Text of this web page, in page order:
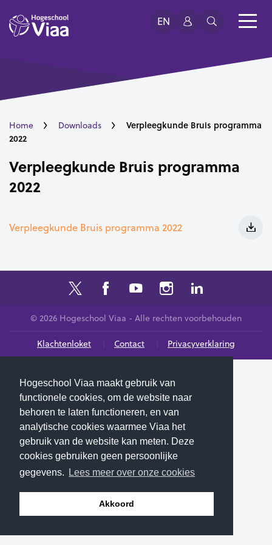
Hogeschool Viaa maakt gebruik van
functionele cookies, om de website naar
behoren te laten functioneren, en van
analytische cookies waarmee Viaa het
gebruik van de website kan meten. Deze
cookies gebruiken geen persoonlijke
gegevens.
Lees meer over onze cookies
Akkoord
EN
Home Downloads
Verpleegkunde Bruis programma
2022
Verpleegkunde Bruis programma
2022
Verpleegkunde Bruis programma 2022
© 2026 Hogeschool Viaa - Alle rechten voorbehouden
Klachtenloket Contact Privacyverklaring